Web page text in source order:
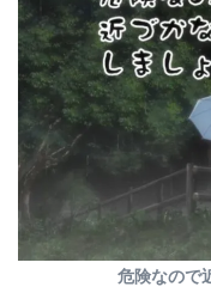
危険なので